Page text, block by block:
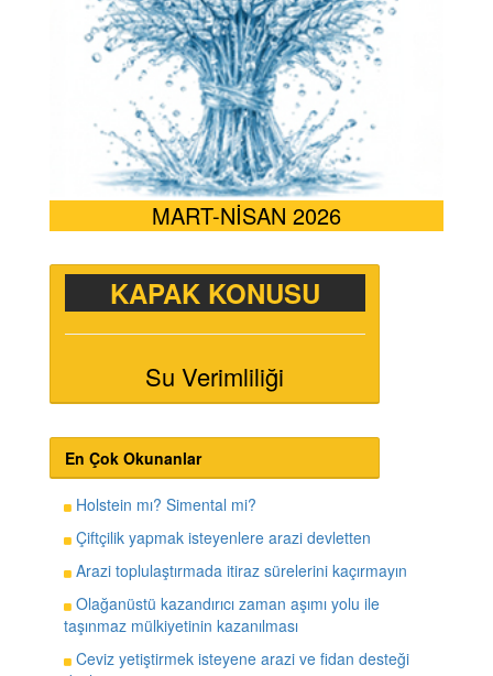
MART-NİSAN 2026
KAPAK KONUSU
Su Verimliliği
En Çok Okunanlar
Holstein mı? Simental mi?
Çiftçilik yapmak isteyenlere arazi devletten
Arazi toplulaştırmada itiraz sürelerini kaçırmayın
Olağanüstü kazandırıcı zaman aşımı yolu ile
taşınmaz mülkiyetinin kazanılması
Ceviz yetiştirmek isteyene arazi ve fidan desteği